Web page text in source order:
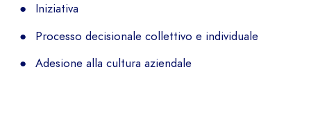
Iniziativa
Processo decisionale collettivo e individuale
Adesione alla cultura aziendale